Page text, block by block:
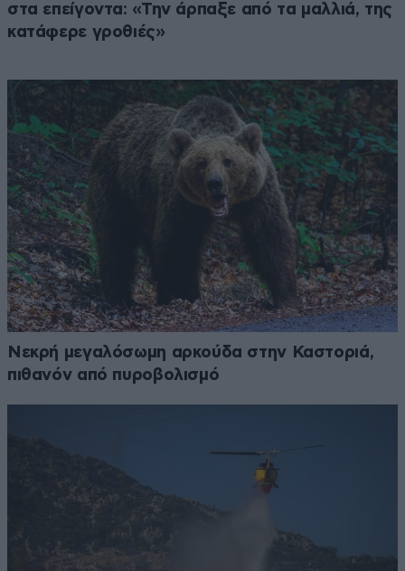
στα επείγοντα: «Την άρπαξε από τα μαλλιά, της
κατάφερε γροθιές»
Νεκρή μεγαλόσωμη αρκούδα στην Καστοριά,
πιθανόν από πυροβολισμό